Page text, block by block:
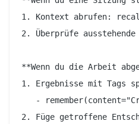
1. Kontext abrufen:
2. Überprüfe
**Wenn du die Arbeit
1. Ergebnisse mit Tags
-
2. Füge getroffene